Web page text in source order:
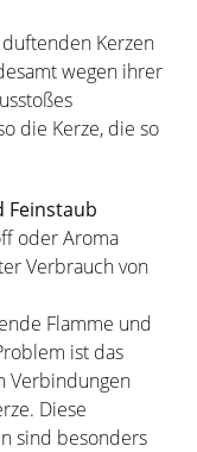
Kerzen
wegen ihrer
die Kerze, die so
Feinstaub
oder Aroma
Verbrauch von
Flamme und
ist das
Verbindungen
Diese
sind besonders